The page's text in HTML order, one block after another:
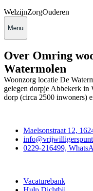
WelzijnZorgOuderen
Menu
Over Omring
Watermolen
Woonzorg locatie De
gelegen dorpje Abbekerk in
dorp (circa 2500 inwoners)
Maelsonstraat 12,
0229-216499,
Vacaturebank